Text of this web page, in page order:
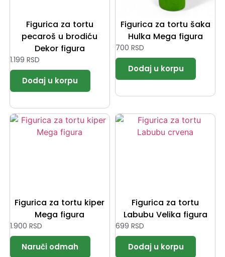
Figurica za tortu
pecaroš u brodiću
Dekor figura
1.199 RSD
Figurica za tortu šaka
Hulka Mega figura
700 RSD
Figurica za tortu kiper
Mega figura
1.900 RSD
Figurica za tortu
Labubu Velika figura
699 RSD